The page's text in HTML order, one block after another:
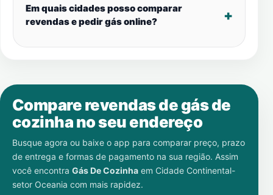
Em quais cidades posso comparar
revendas e pedir gás online?
Compare revendas de gás de
cozinha no seu endereço
Busque agora ou baixe o app para comparar preço, prazo
de entrega e formas de pagamento na sua região. Assim
você encontra Gás De Cozinha em Cidade Continental-
setor Oceania com mais rapidez.